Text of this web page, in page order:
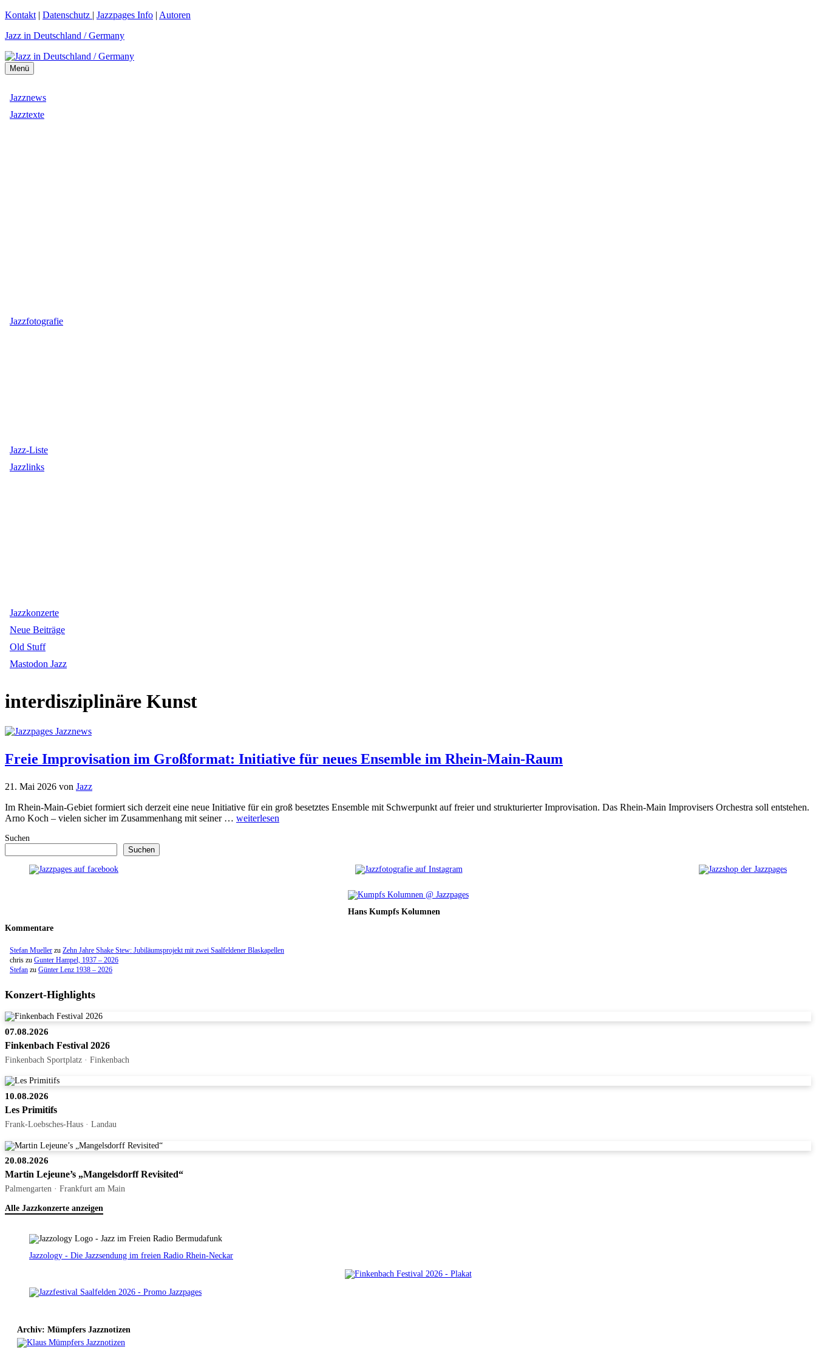
Zum
springen
Kontakt | Datenschutz | Jazzpages Info | Autoren
Jazz in Deutschland / Germany
Menü
Jazznews
Jazztexte
Jazzfotografie
Jazz-Liste
Jazzlinks
Jazzkonzerte
Neue Beiträge
Old Stuff
Mastodon Jazz
interdisziplinäre Kunst
Freie Improvisation im Großformat: Initiative für neues Ensemble im Rhein-Main-Raum
21. Mai 2026 von Jazz
Im Rhein-Main-Gebiet formiert sich derzeit eine neue Initiative für ein groß besetztes Ensemble mit Schwerpunkt auf freier und strukturierter Improvisation. Das Rhein-Main Improvisers Orchestra soll entstehen.
Arno Koch – vielen sicher im Zusammenhang mit seiner … weiterlesen
Suchen
Suchen
Hans Kumpfs Kolumnen
Kommentare
Stefan Mueller zu Zehn Jahre Shake Stew: Jubiläumsprojekt mit zwei Saalfeldener Blaskapellen
chris zu Gunter Hampel, 1937 – 2026
Stefan zu Günter Lenz 1938 – 2026
Konzert-Highlights
07.08.2026
Finkenbach Festival 2026
Finkenbach Sportplatz · Finkenbach
10.08.2026
Les Primitifs
Frank-Loebsches-Haus · Landau
20.08.2026
Martin Lejeune’s „Mangelsdorff Revisited“
Palmengarten · Frankfurt am Main
Alle Jazzkonzerte anzeigen
Jazzology - Die Jazzsendung im freien Radio Rhein-Neckar
Archiv: Mümpfers Jazznotizen